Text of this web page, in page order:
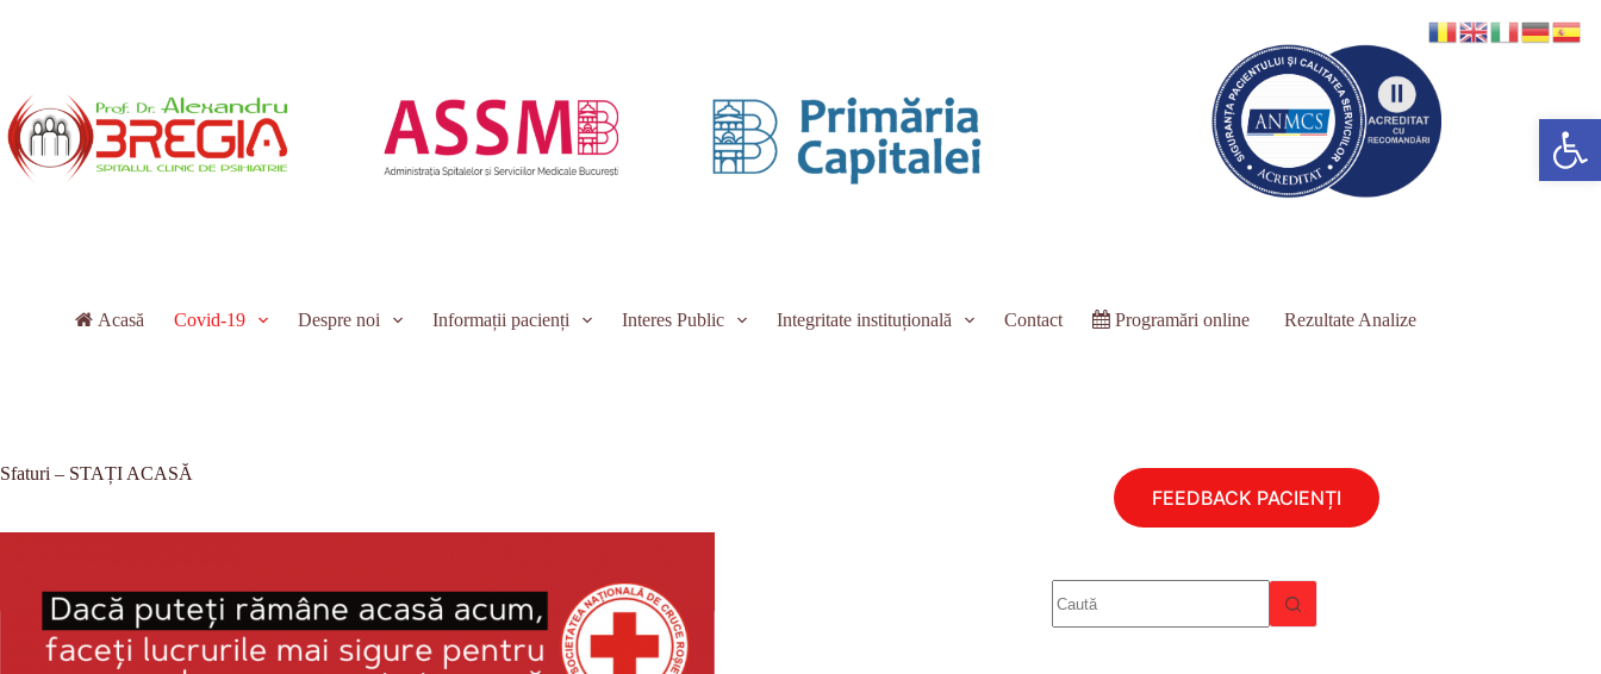
Deschide bara de unelte
Acasă Covid-19 Despre noi Informații pacienți Interes Public Integritate instituțională Contact Programări online Rezultate Analize
Sfaturi – STAȚI ACASĂ
FEEDBACK PACIENȚI
rezultat